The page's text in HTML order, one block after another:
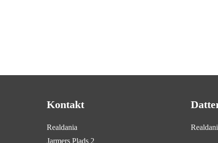
Kontakt
Realdania
Jarmers Plads 2